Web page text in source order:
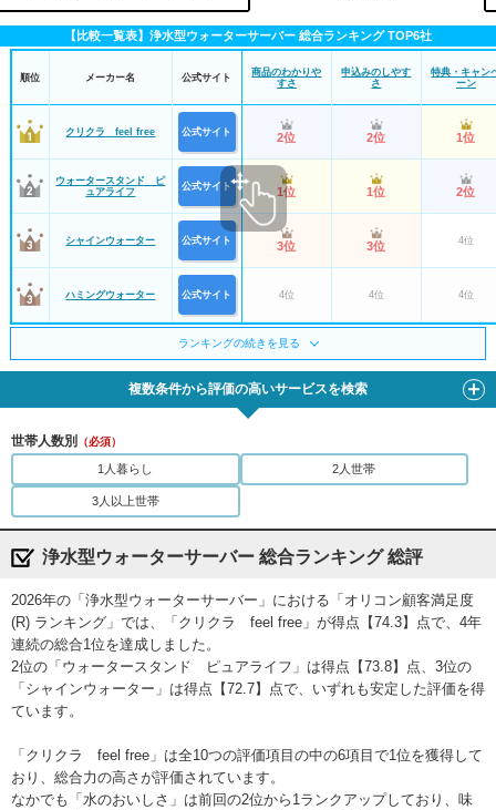
【比較一覧表】浄水型ウォーターサーバー 総合ランキング TOP6社
順位 メーカー名 公式サイト
商品のわかりや
すさ
申込みのしやす
さ
特典・キャン
ーン
クリクラ feel free 公式サイト 2位 2位 1位
ウォータースタンド ピ
ュアライフ
公式サイト 1位 1位 2位
シャインウォーター 公式サイト 3位 3位 4位
ハミングウォーター 公式サイト 4位 4位 4位
公式サイト 5位
6位
ランキングの続きを見る
複数条件から評価の高いサービスを検索
世帯人数別 （必須）
1人暮らし 2人世帯
3人以上世帯
浄水型ウォーターサーバー 総合ランキング 総評
2026年の「浄水型ウォーターサーバー」における「オリコン顧客満足度
(R) ランキング」では、「クリクラ feel free」が得点【74.3】点で、4年
連続の総合1位を達成しました。
2位の「ウォータースタンド ピュアライフ」は得点【73.8】点、3位の
「シャインウォーター」は得点【72.7】点で、いずれも安定した評価を得
ています。
「クリクラ feel free」は全10つの評価項目の中の6項目で1位を獲得して
おり、総合力の高さが評価されています。
なかでも「水のおいしさ」は前回の2位から1ランクアップしており、味